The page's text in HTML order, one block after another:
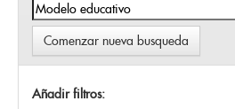
Comenzar nueva busqueda
Añadir filtros: